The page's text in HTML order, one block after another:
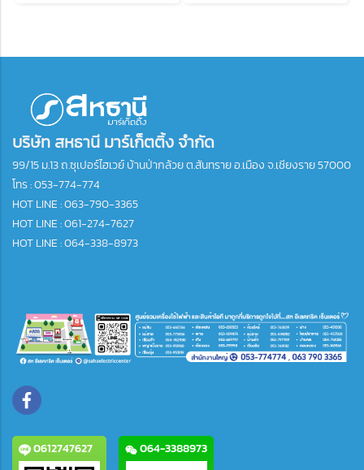
บริษัท สหธานี มาร์เก็ตติ้ง จำกัด
99/15 ม.13 ถ.ซุเปอร์ไฮเวย์ บ้านป่ากล้วย ต.สันทราย อ.เมือง จ.เชียงราย 57000
โทร :053-774-774
HOT LINE : 063-790-3365
HOT LINE : 061-274-7627
HOT LINE : 064-338-8973
0612747627 064-3388973